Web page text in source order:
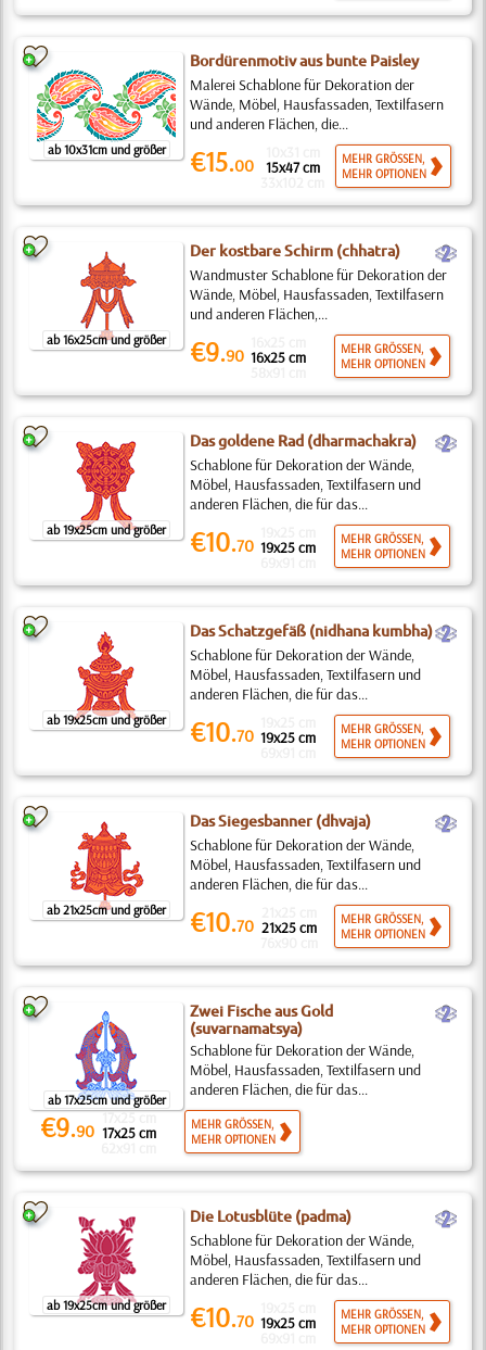
ab 10x31cm und größer
Bordürenmotiv aus bunte Paisley
Malerei Schablone für Dekoration der
Wände, Möbel, Hausfassaden, Textilfasern
und anderen Flächen, die...
€15.00 15x47 cm
MEHR GRÖSSEN,
MEHR OPTIONEN
ab 16x25cm und größer
Der kostbare Schirm (chhatra) b
Wandmuster Schablone für Dekoration der
Wände, Möbel, Hausfassaden, Textilfasern
und anderen Flächen,...
€9.90 16x25 cm
MEHR GRÖSSEN,
MEHR OPTIONEN
ab 19x25cm und größer
Das goldene Rad (dharmachakra) b
Schablone für Dekoration der Wände,
Möbel, Hausfassaden, Textilfasern und
anderen Flächen, die für das...
€10.70 19x25 cm
MEHR GRÖSSEN,
MEHR OPTIONEN
ab 19x25cm und größer
Das Schatzgefäß (nidhana kumbha)b
Schablone für Dekoration der Wände,
Möbel, Hausfassaden, Textilfasern und
anderen Flächen, die für das...
€10.70 19x25 cm
MEHR GRÖSSEN,
MEHR OPTIONEN
ab 21x25cm und größer
Das Siegesbanner (dhvaja) b
Schablone für Dekoration der Wände,
Möbel, Hausfassaden, Textilfasern und
anderen Flächen, die für das...
€10.70 21x25 cm
MEHR GRÖSSEN,
MEHR OPTIONEN
ab 17x25cm und größer
Zwei Fische aus Gold
(suvarnamatsya)
b
Schablone für Dekoration der Wände,
Möbel, Hausfassaden, Textilfasern und
anderen Flächen, die für das...
€9.90
17x25 cm
17x25 cm
MEHR GRÖSSEN,
MEHR OPTIONEN
ab 19x25cm und größer
Die Lotusblüte (padma) b
Schablone für Dekoration der Wände,
Möbel, Hausfassaden, Textilfasern und
anderen Flächen, die für das...
€10.70 19x25 cm
MEHR GRÖSSEN,
MEHR OPTIONEN